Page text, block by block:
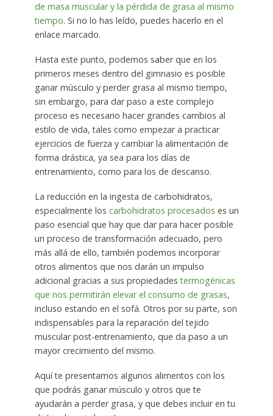
de masa muscular y la pérdida de grasa al mismo
tiempo. Si no lo has leído, puedes hacerlo en el
enlace marcado.
Hasta este punto, podemos saber que en los
primeros meses dentro del gimnasio es posible
ganar músculo y perder grasa al mismo tiempo,
sin embargo, para dar paso a este complejo
proceso es necesario hacer grandes cambios al
estilo de vida, tales como empezar a practicar
ejercicios de fuerza y cambiar la alimentación de
forma drástica, ya sea para los días de
entrenamiento, como para los de descanso.
La reducción en la ingesta de carbohidratos,
especialmente los carbohidratos procesados es un
paso esencial que hay que dar para hacer posible
un proceso de transformación adecuado, pero
más allá de ello, también podemos incorporar
otros alimentos que nos darán un impulso
adicional gracias a sus propiedadestermogénicas
que nos permitirán elevar el consumo de grasas,
incluso estando en el sofá. Otros por su parte, son
indispensables para la reparación del tejido
muscular post-entrenamiento, que da paso a un
mayor crecimiento del mismo.
Aquí te presentamos algunos alimentos con los
que podrás ganar músculo y otros que te
ayudarán a perder grasa, y que debes incluir en tu